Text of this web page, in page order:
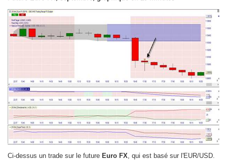
Ci-dessus un trade sur le future Euro FX , qui est basé sur l'EUR/USD.